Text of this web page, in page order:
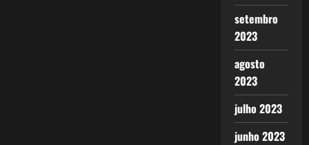
setembro
2023
agosto
2023
julho 2023
junho 2023